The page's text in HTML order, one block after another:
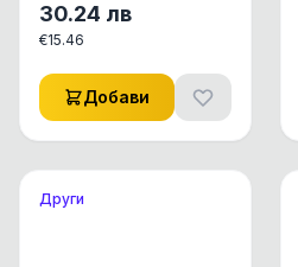
30.24 лв
€15.46
Добави
Други